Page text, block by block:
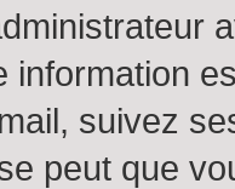
information
suivez
peut que